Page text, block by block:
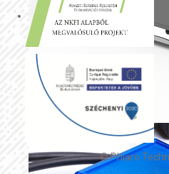
© Phiaro